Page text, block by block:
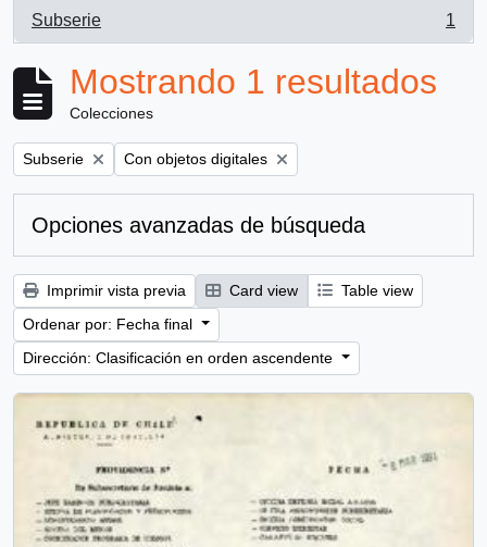
Subserie
, 1 resultados
1
Mostrando 1 resultados
Colecciones
Remove filter:
Subserie Remove filter:
Con objetos digitales
Opciones avanzadas de búsqueda
Imprimir vista previa Card view
Table view
Ordenar por: Fecha final
Dirección: Clasificación en orden ascendente